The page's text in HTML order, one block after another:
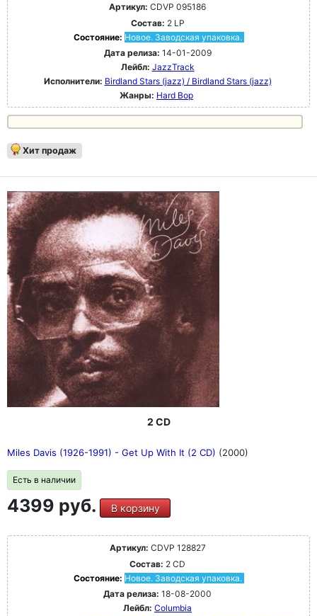
Артикул: CDVP 095186
Состав: 2 LP
Состояние: Новое. Заводская упаковка.
Дата релиза: 14-01-2009
Лейбл: JazzTrack
Исполнители: Birdland Stars (jazz) / Birdland Stars (jazz)
Жанры: Hard Bop
Хит продаж
2 CD
Miles Davis (1926-1991) - Get Up With It (2 CD) (2000)
Есть в наличии
4399 руб. В корзину
Артикул: CDVP 128827
Состав: 2 CD
Состояние: Новое. Заводская упаковка.
Дата релиза: 18-08-2000
Лейбл: Columbia